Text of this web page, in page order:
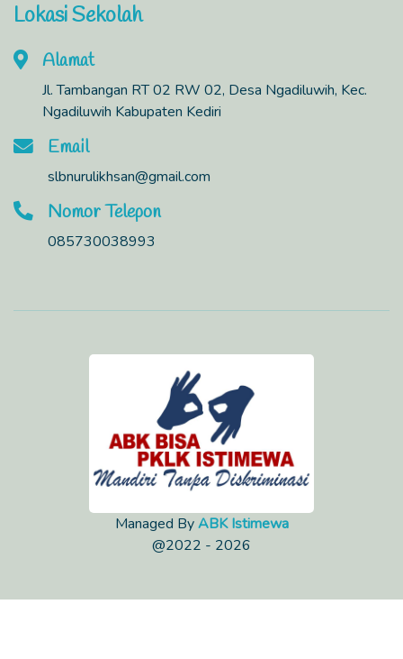
Lokasi Sekolah
Alamat
Jl. Tambangan RT 02 RW 02, Desa Ngadiluwih, Kec.
Ngadiluwih Kabupaten Kediri
Email
slbnurulikhsan@gmail.com
Nomor Telepon
085730038993
Managed ByABK Istimewa
@2022 - 2026